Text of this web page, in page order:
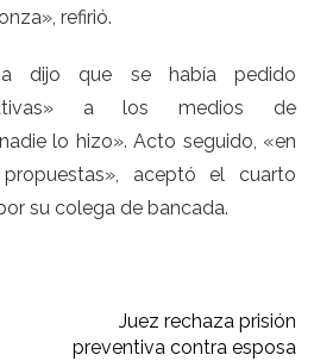
refirió.
dijo que se había pedido
a los medios de
lo hizo». Acto seguido, «en
aceptó el cuarto
su colega de bancada.
Juez rechaza prisión
preventiva contra esposa